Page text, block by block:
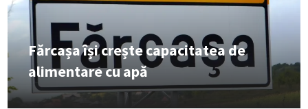
Fărcașa își crește capacitatea de
alimentare cu apă